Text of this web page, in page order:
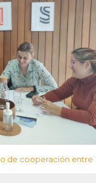
de cooperación entre